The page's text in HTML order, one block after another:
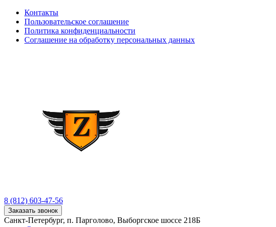
Контакты
Пользовательское соглашение
Политика конфиденциальности
Соглашение на обработку персональных данных
8 (812) 603-47-56
Заказать звонок
Санкт-Петербург, п. Парголово, Выборгское шоссе 218Б